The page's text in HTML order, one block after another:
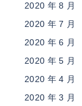
2020 年 8 月
2020 年 7 月
2020 年 6 月
2020 年 5 月
2020 年 4 月
2020 年 3 月